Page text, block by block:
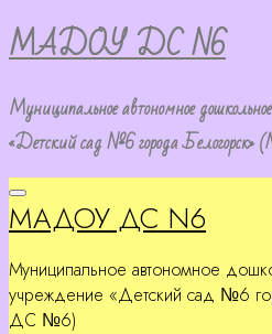
Перейти
к
содержимому
МАДОУ ДС N6
Муниципальное автономное
«Детский сад №6 города
МАДОУ ДС N6
Муниципальное автономное
учреждение «Детский сад №6
ДС №6)